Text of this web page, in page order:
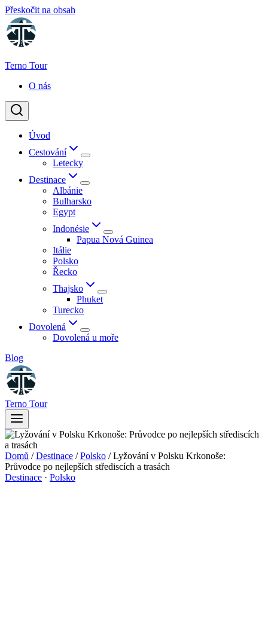
Přeskočit na obsah
Terno Tour
O nás
Úvod
Cestování
Letecky
Destinace
Albánie
Bulharsko
Egypt
Indonésie
Papua Nová Guinea
Itálie
Polsko
Řecko
Thajsko
Phuket
Turecko
Dovolená
Dovolená u moře
Blog
Terno Tour
Domů / Destinace / Polsko / Lyžování v Polsku Krkonoše:
Průvodce po nejlepších střediscích a trasách
Destinace · Polsko